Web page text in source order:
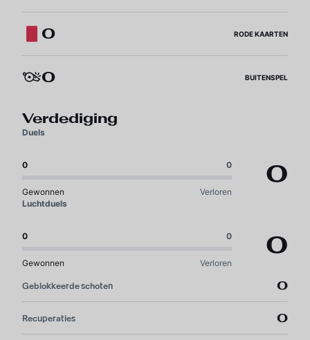
0 RODE KAARTEN
0 BUITENSPEL
Verdediging
Duels
0 0
Gewonnen Verloren
0
Luchtduels
0 0
Gewonnen Verloren
0
Geblokkeerde schoten 0
Recuperaties 0